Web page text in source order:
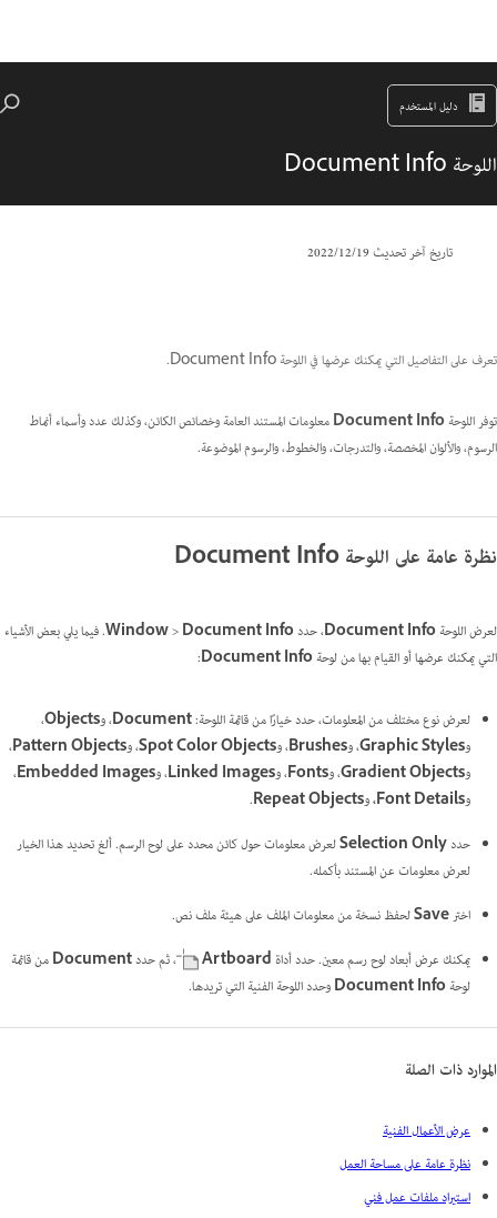
دليل المستخدم
اللوحة Document Info
تاريخ آخر تحديث19‏/12‏/2022
تعرف على التفاصيل التي يمكنك عرضها في اللوحة Document Info.
توفر اللوحةDocument Infoمعلومات المستند العامة وخصائص الكائن، وكذلك عدد وأسماء أنماط
الرسوم، والألوان المخصصة، والتدرجات، والخطوط، والرسوم الموضوعة.
نظرة عامة على اللوحة Document Info
لعرض اللوحةDocument Info، حدد Window>Document Info
. فيما يلي بعض الأشياء
التي يمكنك عرضها أو القيام بها من لوحةDocument Info
:
لعرض نوع مختلف من المعلومات، حدد خيارًا من قائمة اللوحة:Document، وObjects،
وGraphic Styles، وBrushes، وSpot Color Objects، وPattern Objects،
وGradient Objects، وFonts، وLinked Images، وEmbedded Images،
وFont Details، وRepeat Objects
.
حددSelection Onlyلعرض معلومات حول كائن محدد على لوح الرسم. ألغ تحديد هذا الخيار
لعرض معلومات عن المستند بأكمله.
اخترSaveلحفظ نسخة من معلومات الملف على هيئة ملف نص.
يمكنك عرض أبعاد لوح رسم معين. حدد أداةArtboard ، ثم حددDocumentمن قائمة
لوحةDocument Infoوحدد اللوحة الفنية التي تريدها.
الموارد ذات الصلة
عرض الأعمال الفنية
نظرة عامة على مساحة العمل
استيراد ملفات عمل فني